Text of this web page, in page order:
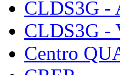
CLDS3G -
CLDS3G -
Centro